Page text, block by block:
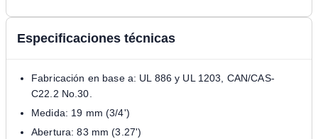
Especificaciones técnicas
Fabricación en base a: UL 886 y UL 1203, CAN/CAS-
C22.2 No.30.
Medida: 19 mm (3/4')
Abertura: 83 mm (3.27')